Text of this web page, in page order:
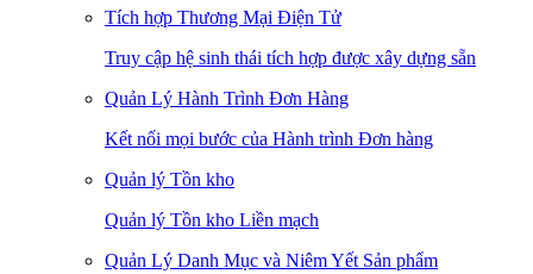
Tích hợp Thương Mại Điện Tử
Truy cập hệ sinh thái tích hợp được xây dựng sẵn
Quản Lý Hành Trình Đơn Hàng
Kết nối mọi bước của Hành trình Đơn hàng
Quản lý Tồn kho
Quản lý Tồn kho Liền mạch
Quản Lý Danh Mục và Niêm Yết Sản phẩm